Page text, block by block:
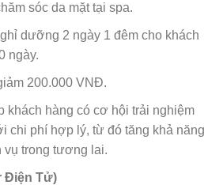
sóc da mặt tại spa.
dưỡng 2 ngày 1 đêm cho khách
ngày.
200.000 VNĐ.
khách hàng có cơ hội trải nghiệm
chi phí hợp lý, từ đó tăng khả năng
vụ trong tương lai.
Điện Tử)